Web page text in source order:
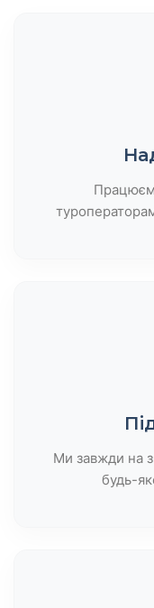
Ми завжди на
будь-